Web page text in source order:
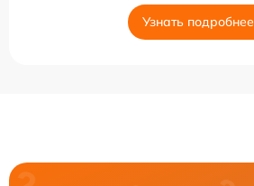
Узнать подробнее